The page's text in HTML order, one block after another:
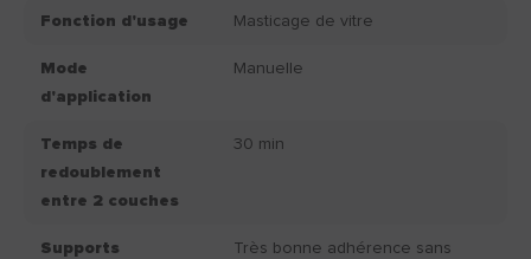
Fonction d'usage Masticage de vitre
Mode
d'application
Manuelle
Temps de
redoublement
entre 2 couches
30 min
Supports
Très bonne adhérence sans